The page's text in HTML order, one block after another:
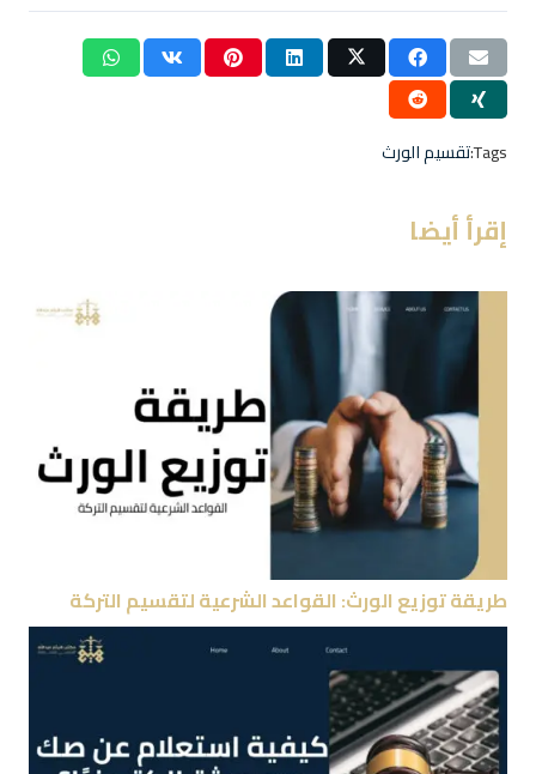
Tags:تقسيم الورث
إقرأ أيضا
طريقة توزيع الورث: القواعد الشرعية لتقسيم التركة